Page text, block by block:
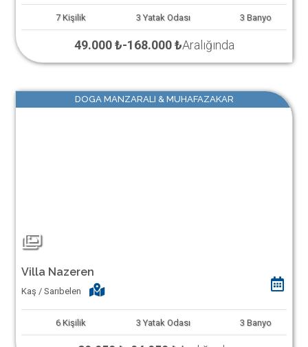
7 Kişilik 3 Yatak Odası 3 Banyo
49.000 ₺-168.000 ₺Aralığında
DOGA MANZARALI & MUHAFAZAKAR
Villa Nazeren
Kaş / Sarıbelen
6 Kişilik 3 Yatak Odası 3 Banyo